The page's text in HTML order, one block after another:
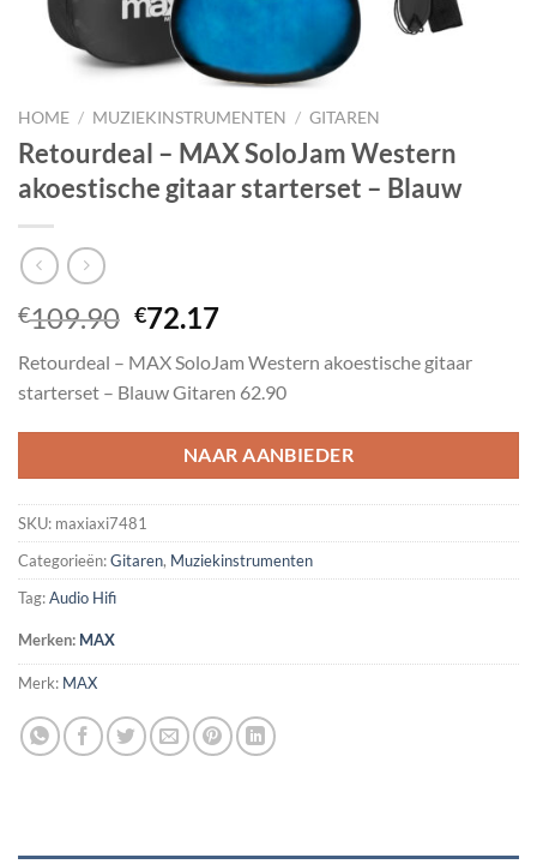
HOME / MUZIEKINSTRUMENTEN / GITAREN
Retourdeal – MAX SoloJam Western
akoestische gitaar starterset – Blauw
€109.90 Oorspronkelijke
was:
€109.90.
€72.17Huidige
is:
€72.17.
Retourdeal – MAX SoloJam Western akoestische gitaar
starterset – Blauw Gitaren 62.90
NAAR AANBIEDER
SKU: maxiaxi7481
Categorieën:Gitaren, Muziekinstrumenten
Tag:Audio Hifi
Merken: MAX
Merk: MAX